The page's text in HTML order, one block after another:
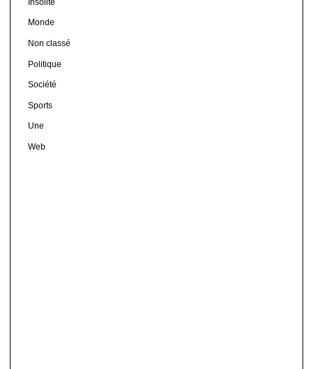
Insolite
Monde
Non classé
Politique
Société
Sports
Une
Web